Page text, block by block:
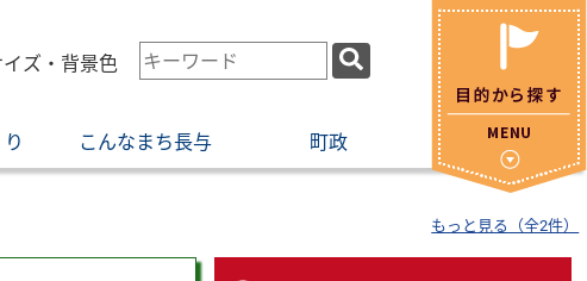
ズ・背景色
検
索
ー
ワ
こんなまち長与 町政
もっと見る（全2件）